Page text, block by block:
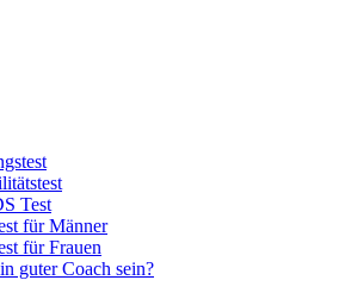
Test
für Männer
für Frauen
guter Coach sein?